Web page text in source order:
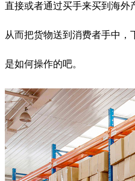
直接或者通过买手来买到海外
从而把货物送到消费者手中，
是如何操作的吧。